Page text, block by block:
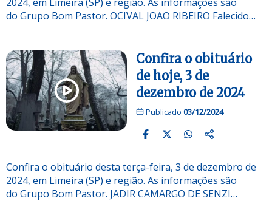
do Grupo Bom Pastor. OCIVAL JOAO RIBEIRO Falecido…
Confira o obituário
de hoje, 3 de
dezembro de 2024
Publicado 03/12/2024
Confira o obituário desta terça-feira, 3 de dezembro de
2024, em Limeira (SP) e região. As informações são
do Grupo Bom Pastor. JADIR CAMARGO DE SENZI…